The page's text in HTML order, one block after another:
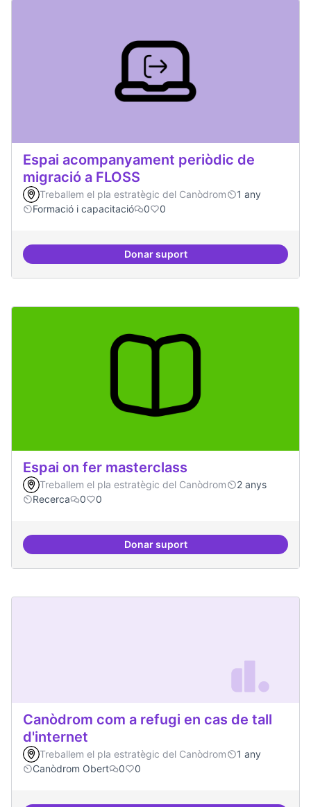
Espai acompanyament periòdic de
migració a FLOSS
Treballem el pla estratègic del Canòdrom
1 any
Formació i capacitació
0 0
Donar suportEspai acompanyament periòdic
Espai on fer masterclass
Treballem el pla estratègic del Canòdrom
2 anys
Recerca
0 0
Donar suportEspai on fer masterclass
Canòdrom com a refugi en cas de tall
d'internet
Treballem el pla estratègic del Canòdrom
1 any
Canòdrom Obert
0 0